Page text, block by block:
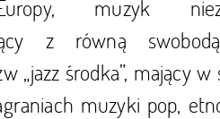
muzyk
z równą
„jazz środka”, mający
muzyki pop,